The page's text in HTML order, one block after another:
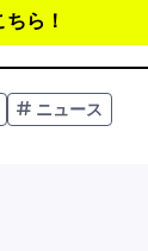
ら！
ニュース